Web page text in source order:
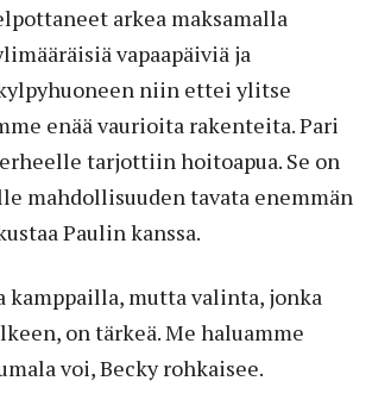
arkea maksamalla
vapaapäiviä ja
niin ettei ylitse
enää vaurioita rakenteita. Pari
tarjottiin hoitoapua. Se on
mahdollisuuden tavata enemmän
Paulin kanssa.
kamppailla, mutta valinta, jonka
on tärkeä. Me haluamme
voi, Becky rohkaisee.